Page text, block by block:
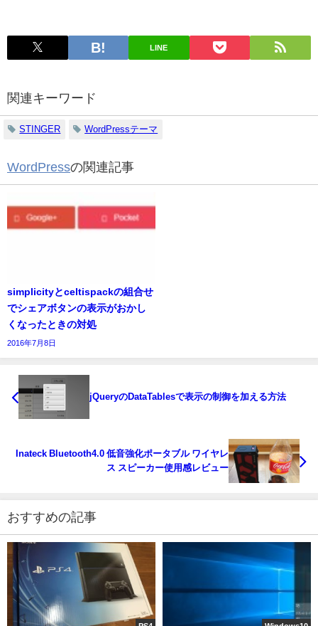
LINE
関連キーワード
STINGER WordPressテーマ
WordPressの関連記事
simplicityとceltispackの組合せ
でシェアボタンの表示がおかし
くなったときの対処
2016年7月8日
jQueryのDataTablesで表示の制御を加える方法
Inateck Bluetooth4.0 低音強化ポータブル ワイヤレ
ス スピーカー使用感レビュー
おすすめの記事